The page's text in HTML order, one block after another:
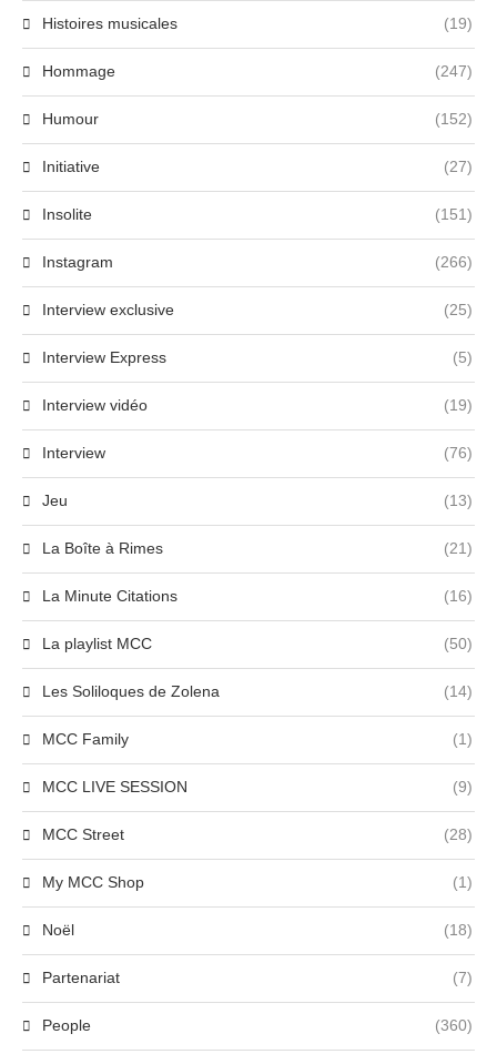
Histoires musicales (19)
Hommage (247)
Humour (152)
Initiative (27)
Insolite (151)
Instagram (266)
Interview exclusive (25)
Interview Express (5)
Interview vidéo (19)
Interview (76)
Jeu (13)
La Boîte à Rimes (21)
La Minute Citations (16)
La playlist MCC (50)
Les Soliloques de Zolena (14)
MCC Family (1)
MCC LIVE SESSION (9)
MCC Street (28)
My MCC Shop (1)
Noël (18)
Partenariat (7)
People (360)